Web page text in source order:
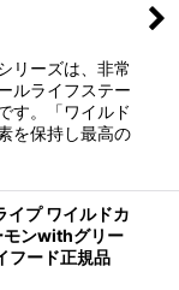
リーズは、非常
ルライフステー
す。「ワイルド
を保持し最高の
プ ワイルドカ
モンwithグリー
フード正規品